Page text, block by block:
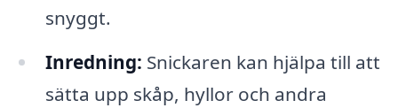
snyggt.
Inredning: Snickaren kan hjälpa till att
sätta upp skåp, hyllor och andra